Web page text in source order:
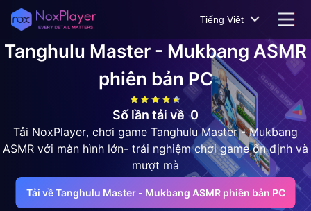
Tiếng Việt
Tanghulu Master - Mukbang ASMR
phiên bản PC
Số lần tải về 0
Tải NoxPlayer, chơi game Tanghulu Master - Mukbang
ASMR với màn hình lớn- trải nghiệm chơi game ổn định và
mượt mà
Tải về Tanghulu Master - Mukbang ASMR phiên bản PC